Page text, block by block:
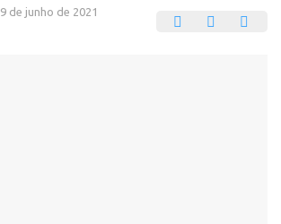
9 de junho de 2021